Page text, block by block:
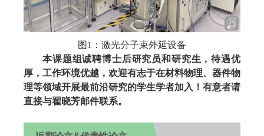
图1：激光分子束外延设备
本课题组诚聘博士后研究员和研究生，待遇优
厚，工作环境优越，欢迎有志于在材料物理、器件物
理等领域开展最前沿研究的学生学者加入！有意者请
直接与翟晓芳邮件联系。